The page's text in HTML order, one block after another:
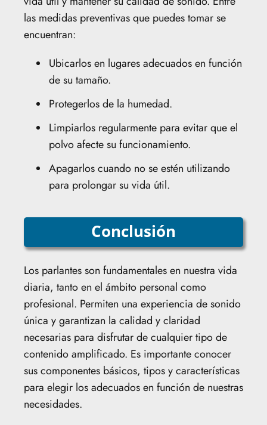
las medidas preventivas que puedes tomar se
encuentran:
Ubicarlos en lugares adecuados en función
de su tamaño.
Protegerlos de la humedad.
Limpiarlos regularmente para evitar que el
polvo afecte su funcionamiento.
Apagarlos cuando no se estén utilizando
para prolongar su vida útil.
Conclusión
Los parlantes son fundamentales en nuestra vida
diaria, tanto en el ámbito personal como
profesional. Permiten una experiencia de sonido
única y garantizan la calidad y claridad
necesarias para disfrutar de cualquier tipo de
contenido amplificado. Es importante conocer
sus componentes básicos, tipos y características
para elegir los adecuados en función de nuestras
necesidades.